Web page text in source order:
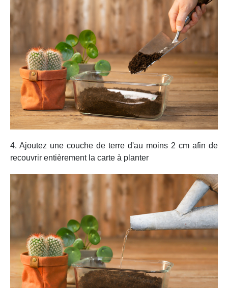
4. Ajoutez une couche de terre d'au moins 2 cm afin de
recouvrir entièrement la carte à planter